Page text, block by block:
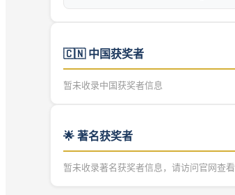
🇨🇳 中国获奖者
暂未收录中国获奖者信息
🌟 著名获奖者
暂未收录著名获奖者信息，请访问官网查看